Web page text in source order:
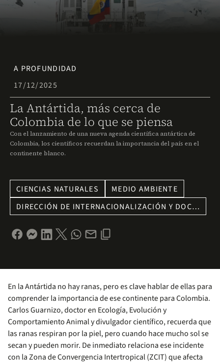
A PROFUNDIDAD
17/12/2025
La Antártida, más cerca de
Colombia de lo que se piensa
Con el lanzamiento de una nueva agenda científica antártica de
Colombia, los científicos recuerdan la importancia del país en el
continente blanco.
CIENCIAS NATURALES
MEDIO AMBIENTE
DIRECCIÓN DE INTERNACIONALIZACIÓN Y DOC…
En la Antártida no hay ranas, pero es clave hablar de ellas para
comprender la importancia de ese continente para Colombia.
Carlos Guarnizo, doctor en Ecología, Evolución y
Comportamiento Animal y divulgador científico, recuerda que
las ranas respiran por la piel, pero cuando hace mucho sol se
secan y pueden morir. De inmediato relaciona ese incidente
con la Zona de Convergencia Intertropical (ZCIT) que afecta